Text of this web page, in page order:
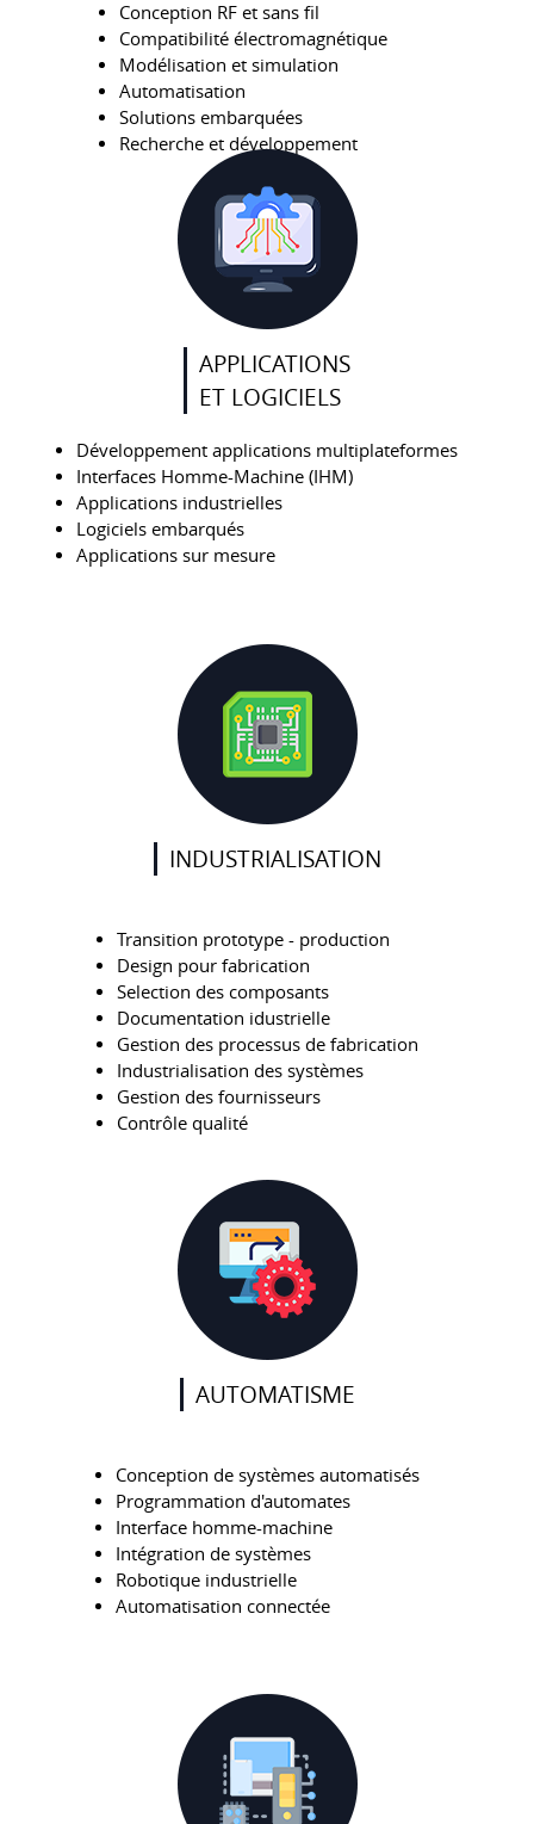
Conception RF et sans fil
Compatibilité électromagnétique
Modélisation et simulation
Automatisation
Solutions embarquées
Recherche et développement
APPLICATIONS
ET LOGICIELS
Développement applications multiplateformes
Interfaces Homme-Machine (IHM)
Applications industrielles
Logiciels embarqués
Applications sur mesure
INDUSTRIALISATION
Transition prototype - production
Design pour fabrication
Selection des composants
Documentation idustrielle
Gestion des processus de fabrication
Industrialisation des systèmes
Gestion des fournisseurs
Contrôle qualité
AUTOMATISME
Conception de systèmes automatisés
Programmation d'automates
Interface homme-machine
Intégration de systèmes
Robotique industrielle
Automatisation connectée